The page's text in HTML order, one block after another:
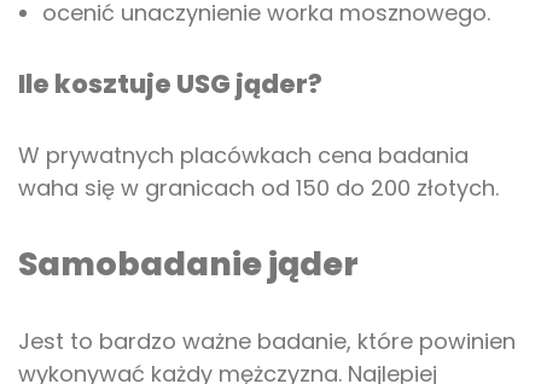
ocenić unaczynienie worka mosznowego.
Ile kosztuje USG jąder?
W prywatnych placówkach cena badania
waha się w granicach od 150 do 200 złotych.
Samobadanie jąder
Jest to bardzo ważne badanie, które powinien
wykonywać każdy mężczyzna. Najlepiej